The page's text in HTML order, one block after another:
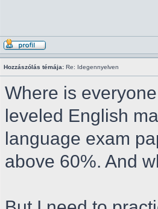
Hozzászólás témája: Re: Idegennyelven
Where is
leveled English
language exam
above 60%. And